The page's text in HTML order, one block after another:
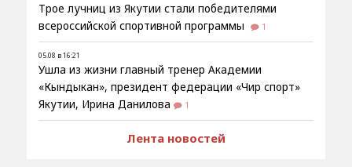
Трое лучниц из Якутии стали победителями
всероссийской спортивной программы
1
05.08 в 16:21
Ушла из жизни главный тренер Академии
«Кындыкан», президент федерации «Чир спорт»
Якутии, Ирина Данилова
1
Лента новостей